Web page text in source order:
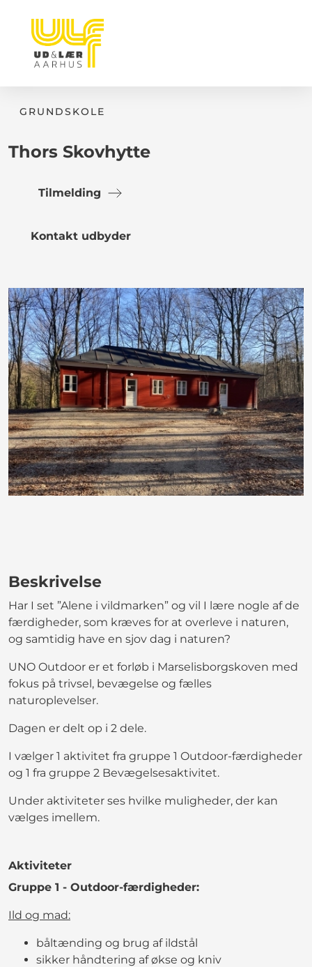
GRUNDSKOLE
Thors Skovhytte
Tilmelding
Kontakt udbyder
Beskrivelse
Har I set ”Alene i vildmarken” og vil I lære nogle af de
færdigheder, som kræves for at overleve i naturen,
og samtidig have en sjov dag i naturen?
UNO Outdoor er et forløb i Marselisborgskoven med
fokus på trivsel, bevægelse og fælles
naturoplevelser.
Dagen er delt op i 2 dele.
I vælger 1 aktivitet fra gruppe 1 Outdoor-færdigheder
og 1 fra gruppe 2 Bevægelsesaktivitet.
Under aktiviteter ses hvilke muligheder, der kan
vælges imellem.
Aktiviteter
Gruppe 1 - Outdoor-færdigheder:
Ild og mad:
båltænding og brug af ildstål
sikker håndtering af økse og kniv